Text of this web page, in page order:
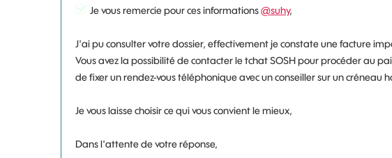
Je vous remercie pour ces informations@suhy,
J'ai pu consulter votre dossier, effectivement je constate une facture
Vous avez la possibilité de contacter le tchat SOSH pour procéder au
de fixer un rendez-vous téléphonique avec un conseiller sur un créneau
Je vous laisse choisir ce qui vous convient le mieux,
Dans l'attente de votre réponse,